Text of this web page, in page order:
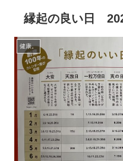
縁起の良い日
健康。